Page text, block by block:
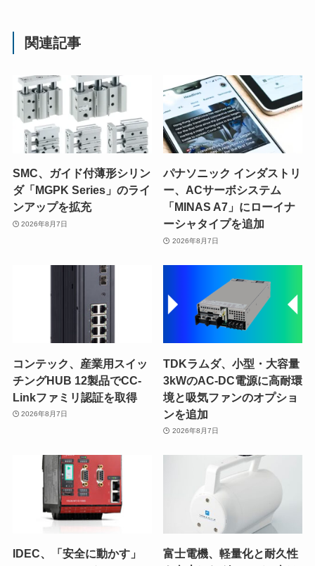
関連記事
SMC、ガイド付薄形シリン
ダ「MGPK Series」のライ
ンアップを拡充
2026年8月7日
パナソニック インダストリ
ー、ACサーボシステム
「MINAS A7」にローイナ
ーシャタイプを追加
2026年8月7日
コンテック、産業用スイッ
チングHUB 12製品でCC-
Linkファミリ認証を取得
2026年8月7日
TDKラムダ、小型・大容量
3kWのAC-DC電源に高耐環
境と吸気ファンのオプショ
ンを追加
2026年8月7日
IDEC、「安全に動かす」
富士電機、軽量化と耐久性